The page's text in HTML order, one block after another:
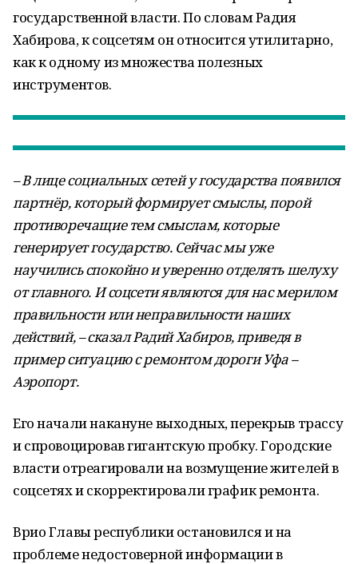
государственной власти. По словам Радия
Хабирова, к соцсетям он относится утилитарно,
как к одному из множества полезных
инструментов.
– В лице социальных сетей у государства появился
партнёр, который формирует смыслы, порой
противоречащие тем смыслам, которые
генерирует государство. Сейчас мы уже
научились спокойно и уверенно отделять шелуху
от главного. И соцсети являются для нас мерилом
правильности или неправильности наших
действий, – сказал Радий Хабиров, приведя в
пример ситуацию с ремонтом дороги Уфа –
Аэропорт.
Его начали накануне выходных, перекрыв трассу
и спровоцировав гигантскую пробку. Городские
власти отреагировали на возмущение жителей в
соцсетях и скорректировали график ремонта.
Врио Главы республики остановился и на
проблеме недостоверной информации в